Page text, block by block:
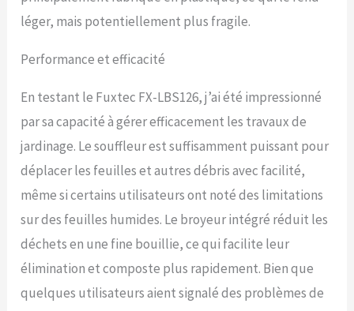
léger, mais potentiellement plus fragile.
Performance et efficacité
En testant le Fuxtec FX-LBS126, j’ai été impressionné
par sa capacité à gérer efficacement les travaux de
jardinage. Le souffleur est suffisamment puissant pour
déplacer les feuilles et autres débris avec facilité,
même si certains utilisateurs ont noté des limitations
sur des feuilles humides. Le broyeur intégré réduit les
déchets en une fine bouillie, ce qui facilite leur
élimination et composte plus rapidement. Bien que
quelques utilisateurs aient signalé des problèmes de